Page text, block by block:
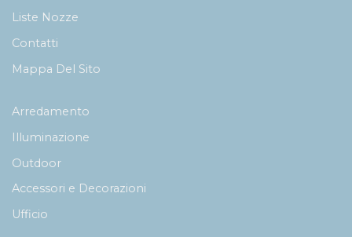
Liste Nozze
Contatti
Mappa Del Sito
Arredamento
Illuminazione
Outdoor
Accessori e Decorazioni
Ufficio